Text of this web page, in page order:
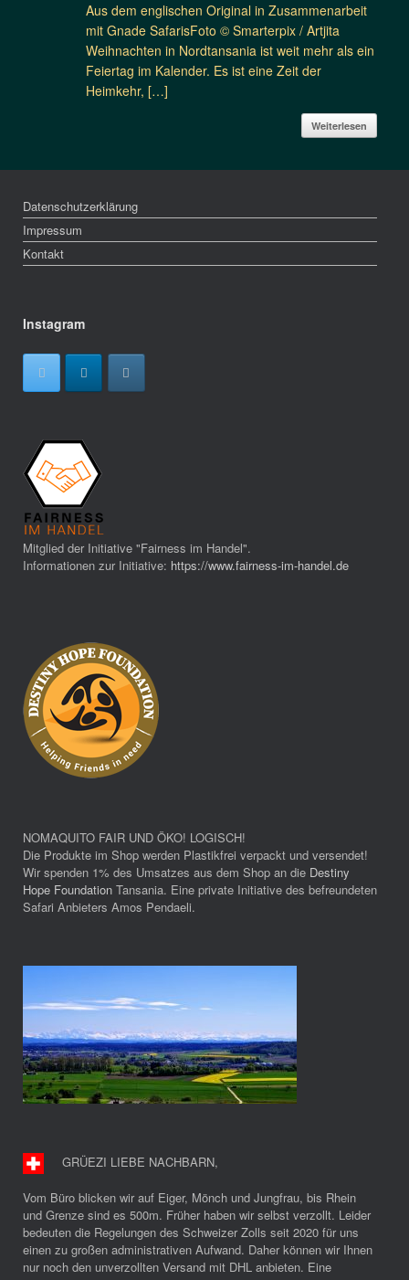
Aus dem englischen Original in Zusammenarbeit
mit Gnade SafarisFoto © Smarterpix / Artjita
Weihnachten in Nordtansania ist weit mehr als ein
Feiertag im Kalender. Es ist eine Zeit der
Heimkehr, […]
Weiterlesen
Datenschutzerklärung
Impressum
Kontakt
Instagram
Mitglied der Initiative "Fairness im Handel".
Informationen zur Initiative: https://www.fairness-im-handel.de
NOMAQUITO FAIR UND ÖKO! LOGISCH!
Die Produkte im Shop werden Plastikfrei verpackt und versendet!
Wir spenden 1% des Umsatzes aus dem Shop an die Destiny
Hope Foundation Tansania. Eine private Initiative des befreundeten
Safari Anbieters Amos Pendaeli.
GRÜEZI LIEBE NACHBARN,
Vom Büro blicken wir auf Eiger, Mönch und Jungfrau, bis Rhein
und Grenze sind es 500m. Früher haben wir selbst verzollt. Leider
bedeuten die Regelungen des Schweizer Zolls seit 2020 für uns
einen zu großen administrativen Aufwand. Daher können wir Ihnen
nur noch den unverzollten Versand mit DHL anbieten. Eine